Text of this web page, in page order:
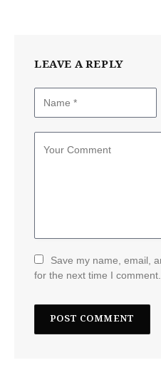
LEAVE A REPLY
Save my name, email,
for the next time I comment.